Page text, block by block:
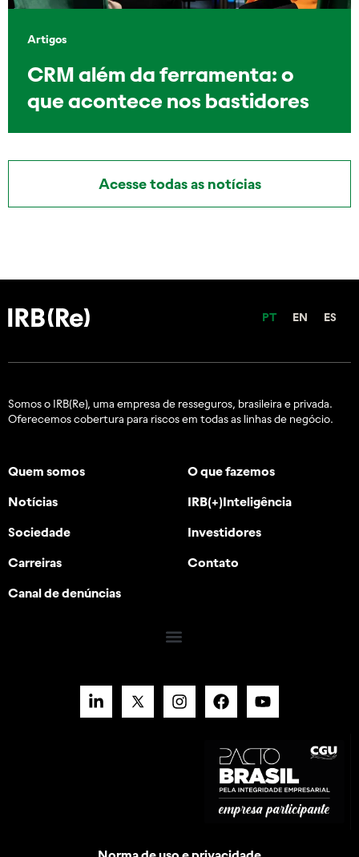
Artigos
CRM além da ferramenta: o
que acontece nos bastidores
Acesse todas as notícias
PT EN ES
Somos o IRB(Re), uma empresa de resseguros, brasileira e privada.
Oferecemos cobertura para riscos em todas as linhas de negócio.
Quem somos O que fazemos
Notícias IRB(+)Inteligência
Sociedade Investidores
Carreiras Contato
Canal de denúncias